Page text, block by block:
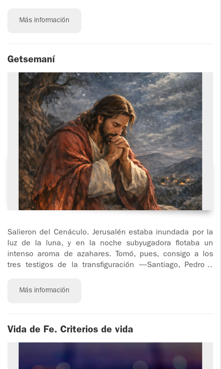
Más información
Getsemaní
Salieron del Cenáculo. Jerusalén estaba inundada por la
luz de la luna, y en la noche subyugadora flotaba un
intenso aroma de azahares. Tomó, pues, consigo a los
tres testigos de la transfiguración —Santiago, Pedro y
Más información
Vida de Fe. Criterios de vida